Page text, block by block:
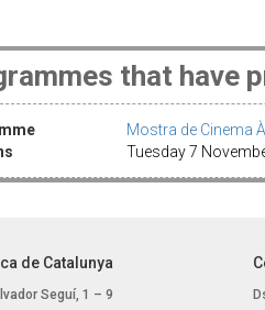
that have
Mostra de Cinema
Tuesday 7
de Catalunya
Seguí, 1 – 9